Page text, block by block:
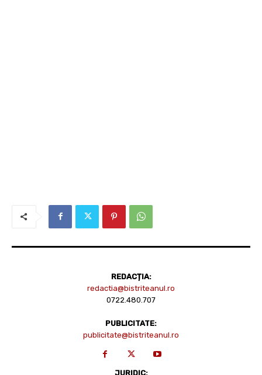
REDACȚIA:
redactia@bistriteanul.ro
0722.480.707
PUBLICITATE:
publicitate@bistriteanul.ro
JURIDIC: